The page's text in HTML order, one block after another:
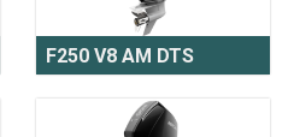
F250 V8 AM DTS